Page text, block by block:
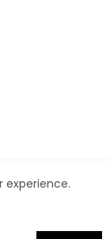
Privacy Policy
experience.